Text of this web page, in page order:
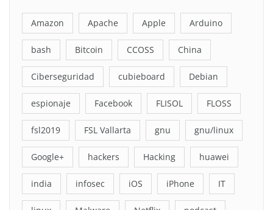
Amazon Apache Apple Arduino
bash Bitcoin CCOSS China
Ciberseguridad cubieboard Debian
espionaje Facebook FLISOL FLOSS
fsl2019 FSL Vallarta gnu gnu/linux
Google+ hackers Hacking huawei
india infosec iOS iPhone IT